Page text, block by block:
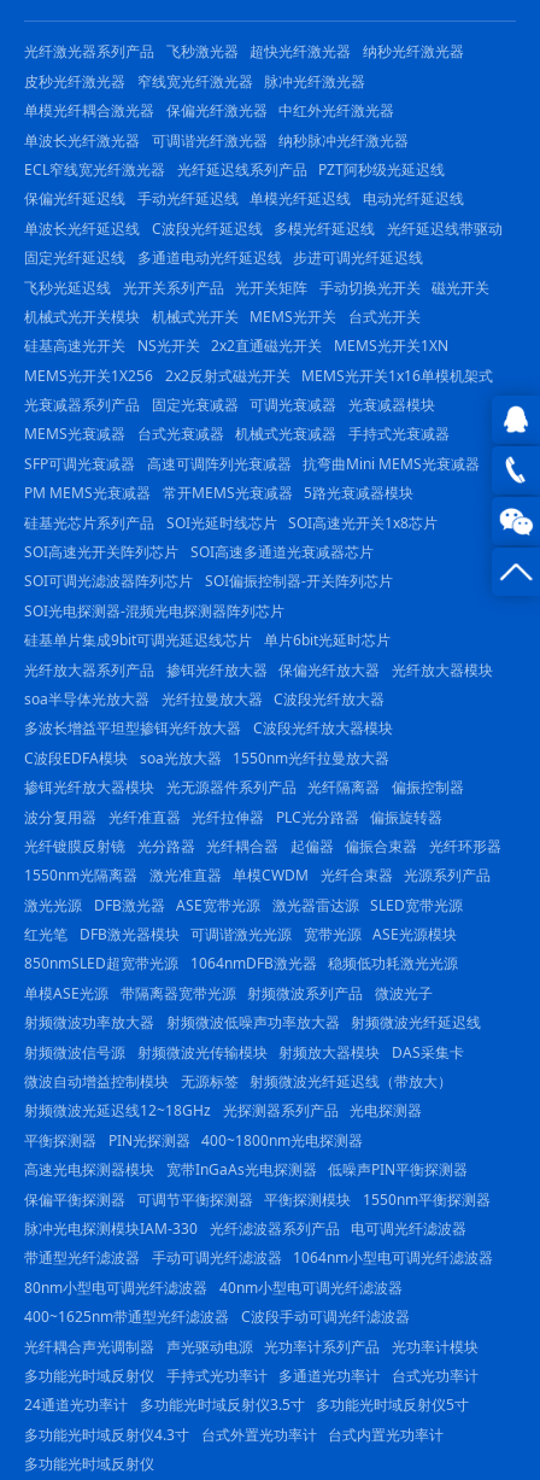
QQ在
线咨
询
0816
光纤激光器系列产品 飞秒激光器 超快光纤激光器
纳秒光纤激光器
皮秒光纤激光器
窄线宽光纤激光器
脉冲光纤激光器
单模光纤耦合激光器
保偏光纤激光器 中红外光纤激光器
单波长光纤激光器
可调谐光纤激光器 纳秒脉冲光纤激光器
ECL窄线宽光纤激光器
光纤延迟线系列产品
PZT阿秒级光延迟线
保偏光纤延迟线 手动光纤延迟线 单模光纤延迟线
电动光纤延迟线
单波长光纤延迟线 C波段光纤延迟线 多模光纤延迟线 光纤延迟线带驱动
固定光纤延迟线
多通道电动光纤延迟线 步进可调光纤延迟线
飞秒光延迟线 光开关系列产品 光开关矩阵 手动切换光开关 磁光开关
机械式光开关模块 机械式光开关 MEMS光开关
台式光开关
硅基高速光开关
NS光开关 2x2直通磁光开关
MEMS光开关1XN
MEMS光开关1X256 2x2反射式磁光开关
MEMS光开关1x16单模机架式
光衰减器系列产品
固定光衰减器 可调光衰减器
光衰减器模块
MEMS光衰减器
台式光衰减器 机械式光衰减器
手持式光衰减器
SFP可调光衰减器
高速可调阵列光衰减器 抗弯曲Mini MEMS光衰减器
PM MEMS光衰减器
常开MEMS光衰减器 5路光衰减器模块
硅基光芯片系列产品
SOI光延时线芯片 SOI高速光开关1x8芯片
SOI高速光开关阵列芯片 SOI高速多通道光衰减器芯片
SOI可调光滤波器阵列芯片 SOI偏振控制器-开关阵列芯片
SOI光电探测器-混频光电探测器阵列芯片
硅基单片集成9bit可调光延迟线芯片 单片6bit光延时芯片
光纤放大器系列产品
掺铒光纤放大器 保偏光纤放大器
光纤放大器模块
soa半导体光放大器
光纤拉曼放大器 C波段光纤放大器
多波长增益平坦型掺铒光纤放大器
C波段光纤放大器模块
C波段EDFA模块 soa光放大器
1550nm光纤拉曼放大器
掺铒光纤放大器模块 光无源器件系列产品 光纤隔离器
偏振控制器
波分复用器
光纤准直器 光纤拉伸器 PLC光分路器
偏振旋转器
光纤镀膜反射镜 光分路器 光纤耦合器 起偏器 偏振合束器
光纤环形器
1550nm光隔离器
激光准直器 单模CWDM 光纤合束器
光源系列产品
激光光源
DFB激光器 ASE宽带光源 激光器雷达源 SLED宽带光源
红光笔
DFB激光器模块 可调谐激光光源 宽带光源 ASE光源模块
850nmSLED超宽带光源
1064nmDFB激光器 稳频低功耗激光光源
单模ASE光源 带隔离器宽带光源 射频微波系列产品
微波光子
射频微波功率放大器
射频微波低噪声功率放大器 射频微波光纤延迟线
射频微波信号源 射频微波光传输模块 射频放大器模块
DAS采集卡
微波自动增益控制模块 无源标签 射频微波光纤延迟线（带放大）
射频微波光延迟线12~18GHz 光探测器系列产品 光电探测器
平衡探测器
PIN光探测器 400~1800nm光电探测器
高速光电探测器模块
宽带InGaAs光电探测器 低噪声PIN平衡探测器
保偏平衡探测器
可调节平衡探测器 平衡探测模块
1550nm平衡探测器
脉冲光电探测模块IAM-330 光纤滤波器系列产品
电可调光纤滤波器
带通型光纤滤波器
手动可调光纤滤波器
1064nm小型电可调光纤滤波器
80nm小型电可调光纤滤波器
40nm小型电可调光纤滤波器
400~1625nm带通型光纤滤波器
C波段手动可调光纤滤波器
光纤耦合声光调制器
声光驱动电源 光功率计系列产品
光功率计模块
多功能光时域反射仪
手持式光功率计 多通道光功率计
台式光功率计
24通道光功率计
多功能光时域反射仪3.5寸
多功能光时域反射仪5寸
多功能光时域反射仪4.3寸
台式外置光功率计
台式内置光功率计
多功能光时域反射仪